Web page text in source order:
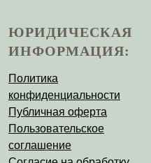
ЮРИДИЧЕСКАЯ
ИНФОРМАЦИЯ:
Политика
конфиденциальности
Публичная оферта
Пользовательское
соглашение